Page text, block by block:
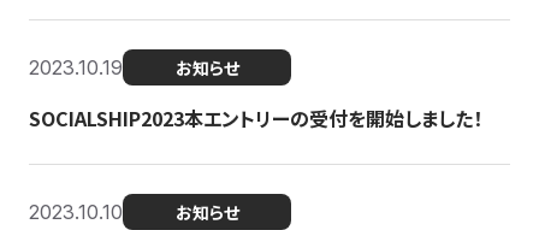
2023.10.19 お知らせ
SOCIALSHIP2023本エントリーの受付を開始しました！
2023.10.10 お知らせ